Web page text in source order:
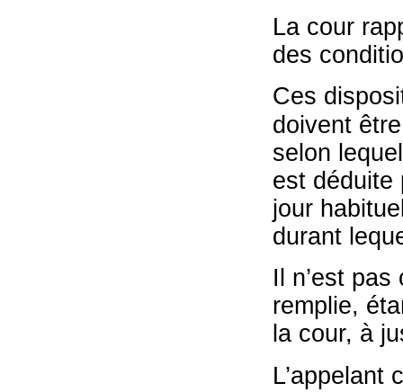
La cour
des
Ces
doivent
selon
est déduite
jour
durant
Il n’est
remplie,
la cour, à
L’appelant